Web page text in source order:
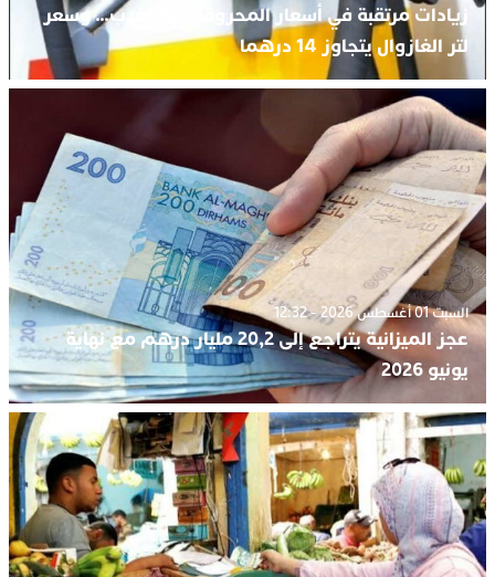
زيادات مرتقبة في أسعار المحروقات بالمغرب… وسعر
لتر الغازوال يتجاوز 14 درهما
السبت 01 أغسطس 2026 - 12:32
عجز الميزانية يتراجع إلى 20,2 مليار درهم مع نهاية
يونيو 2026